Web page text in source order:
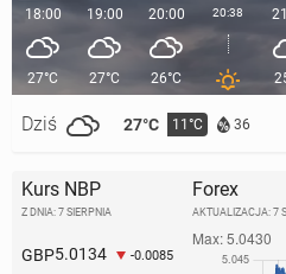
18:00
27°C
Dziś 27°C 11°C 36
19:00
27°C
20:00
26°C
20:38
Kurs NBP
Z DNIA: 7 SIERPNIA
GBP5.0134 -0.0085
Forex
AKTUALIZACJA: 7